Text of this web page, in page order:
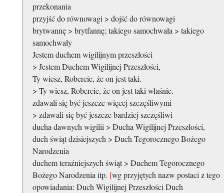
przekonania
przyjść do równowagi > dojść do równowagi
brytwannę > brytfannę; takiego samochwała > takiego
samochwały
Jestem duchem wigilijnym przeszłości
> Jestem Duchem Wigilijnej Przeszłości,
Ty wiesz, Robercie, że on jest taki.
> Ty wiesz, Robercie, że on jest taki właśnie.
zdawali się być jeszcze więcej szczęśliwymi
> zdawali się być jeszcze bardziej szczęśliwi
ducha dawnych wigilii > Ducha Wigilijnej Przeszłości,
duch świąt dzisiejszych > Duch Tegorocznego Bożego
Narodzenia
duchem teraźniejszych świąt > Duchem Tegorocznego
Bożego Narodzenia itp. [wg przyjętych nazw postaci z tego
opowiadania: Duch Wigilijnej Przeszłości Duch